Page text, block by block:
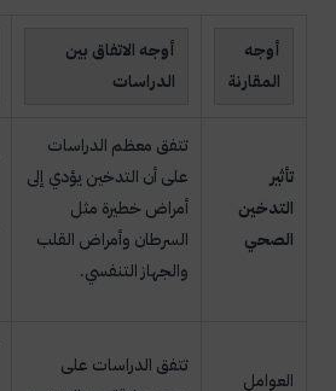
أوجه
المقارنة
أوجه الاتفاق بين
الدراسات
تأثير
التدخين
الصحي
تتفق معظم الدراسات
على أن التدخين يؤدي إلى
أمراض خطيرة مثل
السرطان وأمراض القلب
والجهاز التنفسي.
العوامل
تتفق الدراسات على